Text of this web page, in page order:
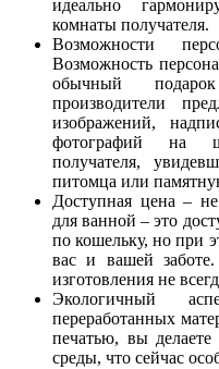
идеально
комнаты получателя.
Возможности
Возможность
обычный
производители
изображений,
фотографий на
получателя,
питомца или
Доступная цена –
для ванной – это
по кошельку, но при
вас и вашей
изготовления не
Экологичный
переработанных
печатью, вы
среды, что сейчас